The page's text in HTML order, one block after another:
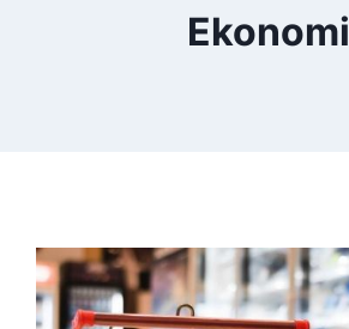
Ekonomi